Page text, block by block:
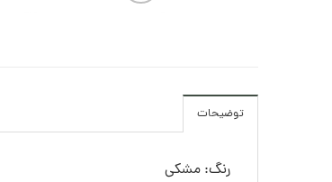
توضیحات
رنگ: مشکی